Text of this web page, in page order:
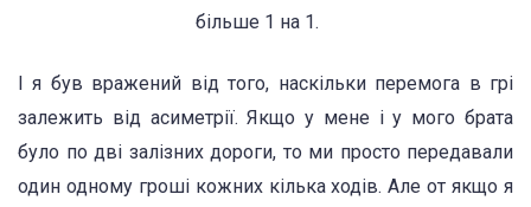
більше 1 на 1.
І я був вражений від того, наскільки перемога в грі
залежить від асиметрії. Якщо у мене і у мого брата
було по дві залізних дороги, то ми просто передавали
один одному гроші кожних кілька ходів. Але от якщо я